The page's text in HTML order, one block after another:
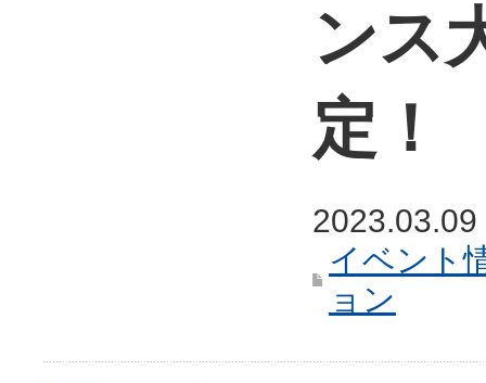
ンス
定！
2023.03.09
イベント
ョン